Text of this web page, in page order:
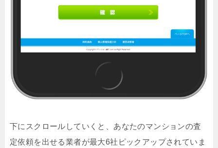
下にスクロールしていくと、あなたのマンションの査
定依頼を出せる業者が最大6社ピックアップされていま